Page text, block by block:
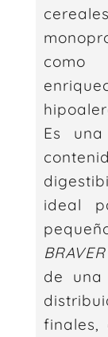
como
Es
ideal
de una
finales,